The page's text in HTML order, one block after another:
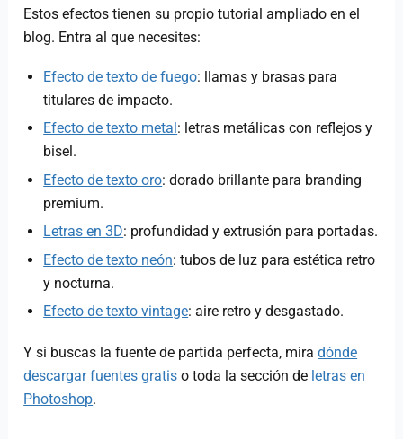
Estos efectos tienen su propio tutorial ampliado en el
blog. Entra al que necesites:
Efecto de texto de fuego: llamas y brasas para
titulares de impacto.
Efecto de texto metal: letras metálicas con reflejos y
bisel.
Efecto de texto oro: dorado brillante para branding
premium.
Letras en 3D: profundidad y extrusión para portadas.
Efecto de texto neón: tubos de luz para estética retro
y nocturna.
Efecto de texto vintage: aire retro y desgastado.
Y si buscas la fuente de partida perfecta, miradónde
descargar fuentes gratis o toda la sección de letras en
Photoshop.